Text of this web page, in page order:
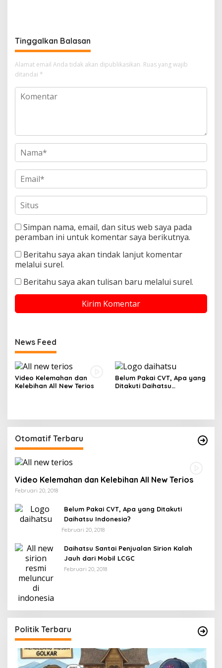
Tinggalkan Balasan
Alamat email Anda tidak akan dipublikasikan. Ruas yang wajib
ditandai *
Simpan nama, email, dan situs web saya pada
peramban ini untuk komentar saya berikutnya.
Beritahu saya akan tindak lanjut komentar
melalui surel.
Beritahu saya akan tulisan baru melalui surel.
News Feed
Video Kelemahan dan
Kelebihan All New Terios
Belum Pakai CVT, Apa yang
Ditakuti Daihatsu
Otomatif Terbaru
Video Kelemahan dan Kelebihan All New Terios
Februari 20, 2018
Belum Pakai CVT, Apa yang Ditakuti
Daihatsu Indonesia?
Februari 20, 2018
Daihatsu Santai Penjualan Sirion Kalah
Jauh dari Mobil LCGC
Februari 20, 2018
Politik Terbaru